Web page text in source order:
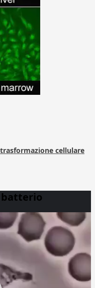
cellulare
batterio